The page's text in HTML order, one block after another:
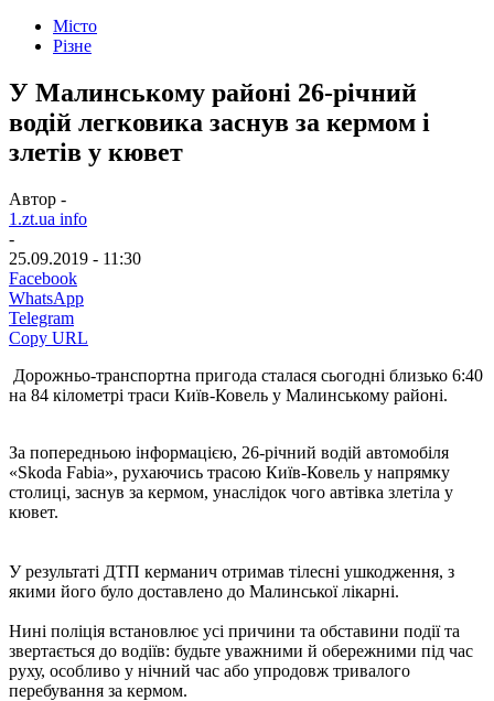
Місто
Різне
У Малинському районі 26-річний
водій легковика заснув за кермом і
злетів у кювет
Автор -
1.zt.ua info
-
25.09.2019 - 11:30
Facebook
WhatsApp
Telegram
Copy URL
Дорожньо-транспортна пригода сталася сьогодні близько 6:40
на 84 кілометрі траси Київ-Ковель у Малинському районі.
За попередньою інформацією, 26-річний водій автомобіля
«Skoda Fabia», рухаючись трасою Київ-Ковель у напрямку
столиці, заснув за кермом, унаслідок чого автівка злетіла у
кювет.
У результаті ДТП керманич отримав тілесні ушкодження, з
якими його було доставлено до Малинської лікарні.
Нині поліція встановлює усі причини та обставини події та
звертається до водіїв: будьте уважними й обережними під час
руху, особливо у нічний час або упродовж тривалого
перебування за кермом.